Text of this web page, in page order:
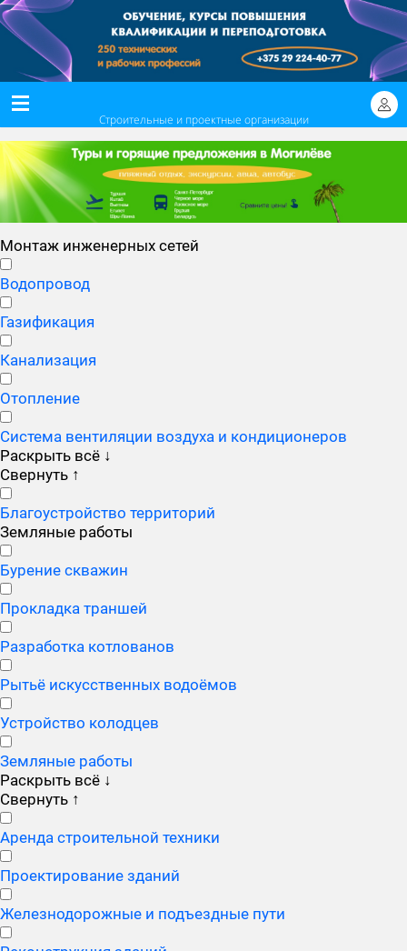
Строительные и проектные организации
Монтаж инженерных сетей
Водопровод
Газификация
Канализация
Отопление
Система вентиляции воздуха и кондиционеров
Раскрыть всё ↓
Свернуть ↑
Благоустройство территорий
Земляные работы
Бурение скважин
Прокладка траншей
Разработка котлованов
Рытьё искусственных водоёмов
Устройство колодцев
Земляные работы
Раскрыть всё ↓
Свернуть ↑
Аренда строительной техники
Проектирование зданий
Железнодорожные и подъездные пути